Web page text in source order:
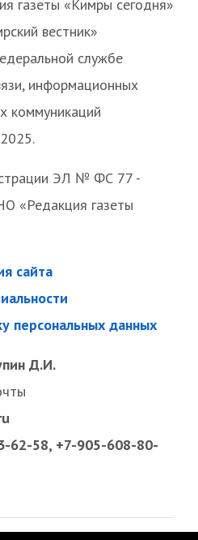
газеты «Кимры сегодня»
вестник»
службе
информационных
коммуникаций
ЭЛ № ФС 77 -
«Редакция газеты
сайта
персональных данных
Д.И.
62-58, +7-905-608-80-